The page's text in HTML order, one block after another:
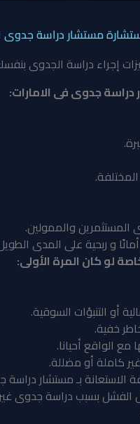
مستشار دراسة
إجراء دراسة الجدوى
دراسة جدوى فى الامارات:
المستثمرين والممولين.
و ربحية على المدى
لو كان المرة الأولى:
أو التنبؤات السوقية.
خفية.
الواقع أحيانا.
كاملة أو مضللة.
الاستعانة بـمستشار دراسة
بسبب دراسة جدوى غير